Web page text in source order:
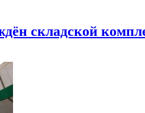
складской